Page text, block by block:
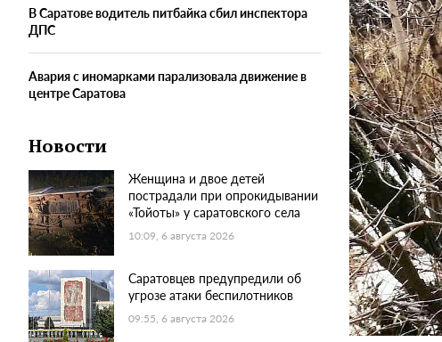
В Саратове водитель питбайка сбил инспектора
ДПС
Авария с иномарками парализовала движение в
центре Саратова
Новости
Женщина и двое детей
пострадали при опрокидывании
«Тойоты» у саратовского села
10:09, 6 августа 2026
Саратовцев предупредили об
угрозе атаки беспилотников
09:55, 6 августа 2026